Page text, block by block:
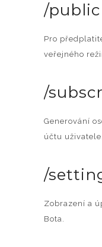
/public
Pro
veřejného
/
Generování
účtu uživatele.
/
Zobrazení a
Bota.